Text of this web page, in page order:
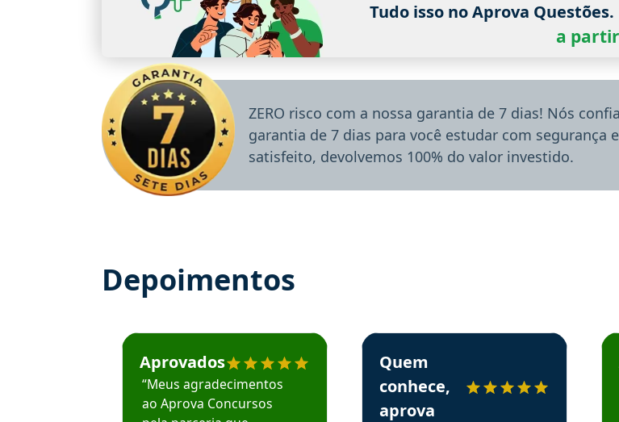
Tudo isso no Aprova Questões.
a partir
ZERO risco com a nossa garantia de 7 dias! Nós
garantia de 7 dias para você estudar com segurança
satisfeito, devolvemos 100% do valor investido.
Depoimentos
Estudante José recomenda o Aprova Concursos em depoimento
Aprovados
“Meus agradecimentos
ao Aprova Concursos
Estudante Sergio recomenda o Aprova
Quem
conhece,
aprova